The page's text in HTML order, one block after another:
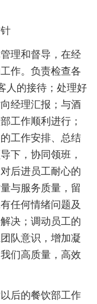
理和督导，在经
作。负责检查各
人的接待；处理好
经理汇报；与酒
工作顺利进行；
工作安排、总结
下，协同领班，
后进员工耐心的
与服务质量，留
任何情绪问题及
决；调动员工的
队意识，增加凝
们高质量，高效
后的餐饮部工作